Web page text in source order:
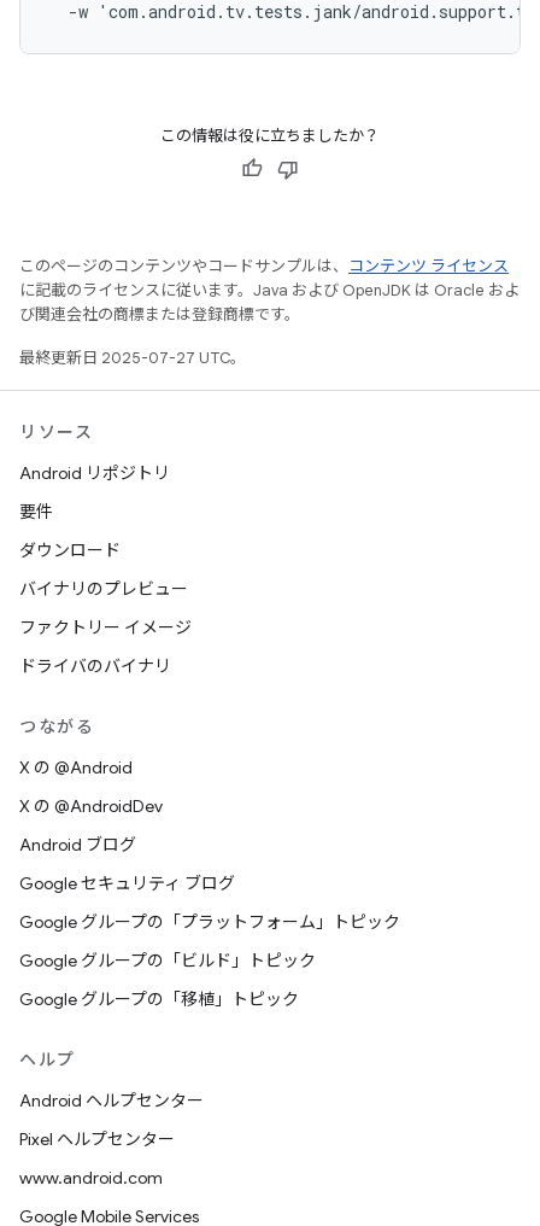
この情報は役に立ちましたか？
このページのコンテンツやコードサンプルは、
コンテンツ ライセンス
に記載のライセンスに従います。Java および OpenJDK は Oracle およ
び関連会社の商標または登録商標です。
最終更新日 2025-07-27 UTC。
リソース
Android リポジトリ
要件
ダウンロード
バイナリのプレビュー
ファクトリー イメージ
ドライバのバイナリ
つながる
X の @Android
X の @AndroidDev
Android ブログ
Google セキュリティ ブログ
Google グループの「プラットフォーム」トピック
Google グループの「ビルド」トピック
Google グループの「移植」トピック
ヘルプ
Android ヘルプセンター
Pixel ヘルプセンター
www.android.com
Google Mobile Services